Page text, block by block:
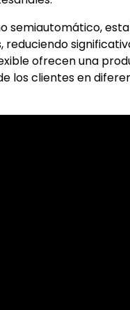
semiautomático,
reduciendo
ofrecen una
los clientes en